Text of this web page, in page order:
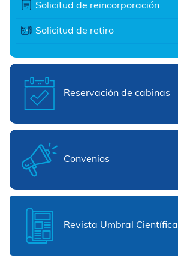
Solicitud de reincorporación
Solicitud de retiro
Reservación de cabinas
Convenios
Revista Umbral Científica